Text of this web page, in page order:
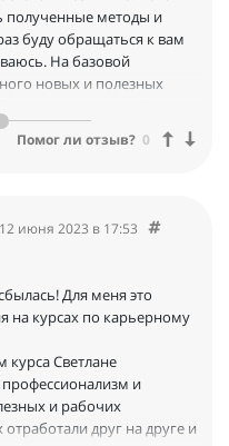
методы и
буду обращаться к вам
На базовой
новых и полезных
на вашу программу в этой
на курс «Карьерный
Помог ли отзыв? 0
12 июня 2023 в 17:53
Для меня это
на курсах по карьерному
курса Светлане
и
и рабочих
друг на друге и